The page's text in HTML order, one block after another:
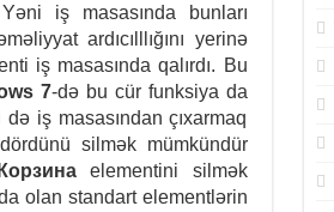
iş masasında bunları
ardıcılllığını yerinə
iş masasında qalırdı. Bu
7-də bu cür funksiya da
iş masasından çıxarmaq
silmək mümkündür
Корзинаelementini silmək
olan standart elementlərin